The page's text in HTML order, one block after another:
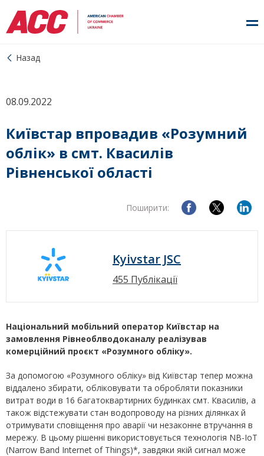
Назад
08.09.2022
Київстар впровадив «Розумний
облік» в смт. Квасилів
Рівненської області
Поширити:
Kyivstar JSC
455 Публікації
Національний мобільний оператор Київстар на
замовлення Рівнеоблводоканалу реалізував
комерційний проєкт «Розумного обліку».
За допомогою «Розумного обліку» від Київстар тепер можна
віддалено збирати, обліковувати та обробляти показники
витрат води в 16 багатоквартирних будинках смт. Квасилів, а
також відстежувати стан водопроводу на різних ділянках й
отримувати сповіщення про аварії чи незаконне втручання в
мережу. В цьому рішенні використовується технологія NB-IoT
(Narrow Band Internet of Things)*, завдяки якій сигнал може